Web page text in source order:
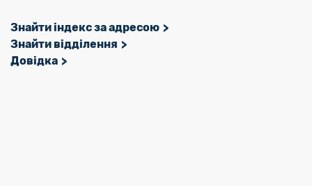
Знайти індекс за адресою
Знайти відділення
Довідка